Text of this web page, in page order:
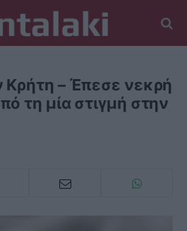
Κρήτη – Έπεσε νεκρή
τη μία στιγμή στην